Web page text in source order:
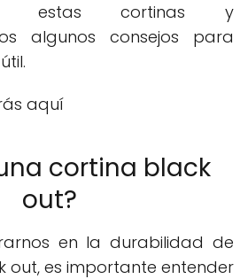
estas cortinas y
algunos consejos para
aquí
cortina black
out?
en la durabilidad de
out, es importante entender